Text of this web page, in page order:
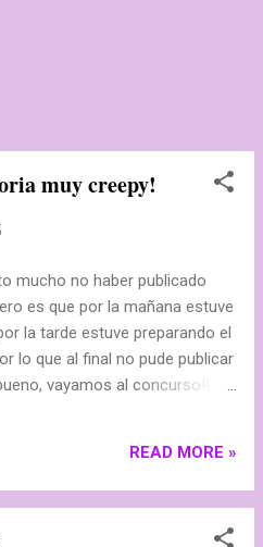
Además de eso, la tienda
estanco (sí, un estanco), y
muy creepy!
mucho no haber publicado
es que por la mañana estuve
la tarde estuve preparando el
lo que al final no pude publicar
vayamos al concurso!!
qué consiste? Pues muy
crear una historia y una
verla en grande) La historia
READ MORE »